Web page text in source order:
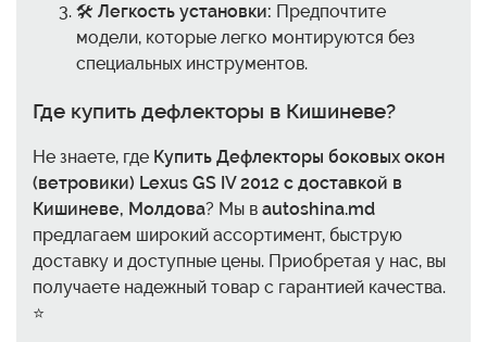
🛠️ Легкость установки: Предпочтите
модели, которые легко монтируются без
специальных инструментов.
Где купить дефлекторы в Кишиневе?
Не знаете, где Купить Дефлекторы боковых окон
(ветровики) Lexus GS IV 2012 с доставкой в
Кишиневе, Молдова? Мы в autoshina.md
предлагаем широкий ассортимент, быструю
доставку и доступные цены. Приобретая у нас, вы
получаете надежный товар с гарантией качества.
⭐️